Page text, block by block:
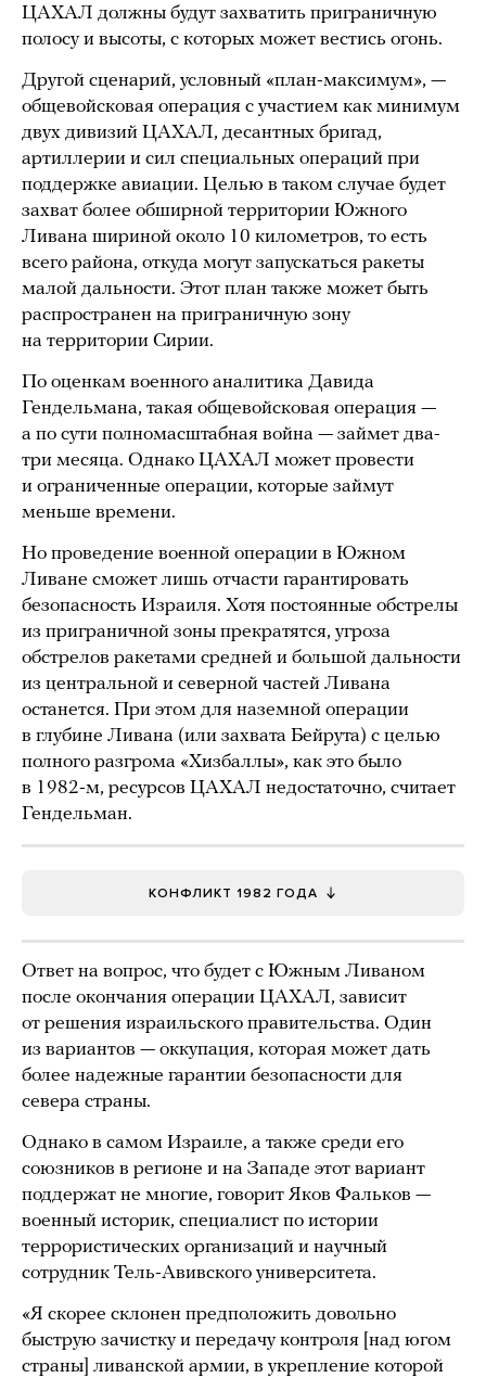
ЦАХАЛ должны будут захватить приграничную
полосу и высоты, с которых может вестись огонь.
Другой сценарий, условный «план-максимум», —
общевойсковая операция с участием как минимум
двух дивизий ЦАХАЛ, десантных бригад,
артиллерии и сил специальных операций при
поддержке авиации. Целью в таком случае будет
захват более обширной территории Южного
Ливана шириной около 10 километров, то есть
всего района, откуда могут запускаться ракеты
малой дальности. Этот план также может быть
распространен на приграничную зону
на территории Сирии.
По оценкам военного аналитика Давида
Гендельмана, такая общевойсковая операция —
а по сути полномасштабная война — займет два-
три месяца. Однако ЦАХАЛ может провести
и ограниченные операции, которые займут
меньше времени.
Но проведение военной операции в Южном
Ливане сможет лишь отчасти гарантировать
безопасность Израиля. Хотя постоянные обстрелы
из приграничной зоны прекратятся, угроза
обстрелов ракетами средней и большой дальности
из центральной и северной частей Ливана
останется. При этом для наземной операции
в глубине Ливана (или захвата Бейрута) с целью
полного разгрома «Хизбаллы», как это было
в 1982-м, ресурсов ЦАХАЛ недостаточно, считает
Гендельман.
КОНФЛИКТ 1982 ГОДА
Ответ на вопрос, что будет с Южным Ливаном
после окончания операции ЦАХАЛ, зависит
от решения израильского правительства. Один
из вариантов — оккупация, которая может дать
более надежные гарантии безопасности для
севера страны.
Однако в самом Израиле, а также среди его
союзников в регионе и на Западе этот вариант
поддержат не многие, говорит Яков Фальков —
военный историк, специалист по истории
террористических организаций и научный
сотрудник Тель-Авивского университета.
«Я скорее склонен предположить довольно
быструю зачистку и передачу контроля [над югом
страны] ливанской армии, в укрепление которой